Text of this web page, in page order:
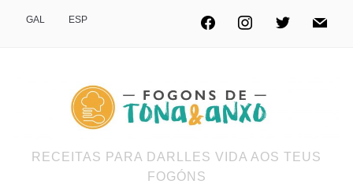
GAL ESP
RECEITAS PARA DARLLES VIDA AOS TEUS
FOGÓNS